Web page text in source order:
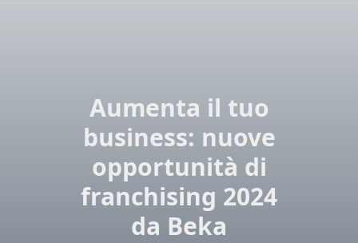
Aumenta il tuo
business: nuove
opportunità di
franchising 2024
da Beka